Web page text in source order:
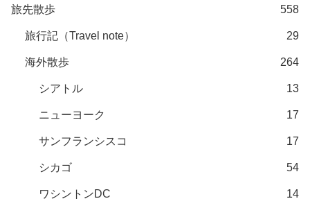
旅先散歩 558
旅行記（Travel note） 29
海外散歩 264
シアトル 13
ニューヨーク 17
サンフランシスコ 17
シカゴ 54
ワシントンDC 14